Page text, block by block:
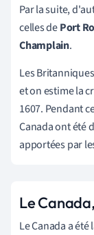
Par la suite,
celles dePort
Champlain.
Les
et on estime la
1607. Pendant
Canada ont été
apportées par
Le
Le Canada a